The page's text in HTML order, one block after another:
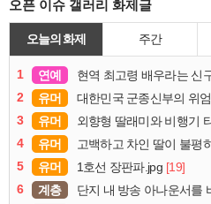
오픈 이슈 갤러리 화제글
오늘의 화제 주간
1 연예 현역 최고령 배우라는 신
2
유머 대한민국 군종신부의 위엄
3
유머 외향형 딸래미와 비행기
4
유머 고백하고 차인 딸이 불평
5
유머 1호선 장판파.jpg [19]
6
계층 단지 내 방송 아나운서를 바꾸고 나서 집중도